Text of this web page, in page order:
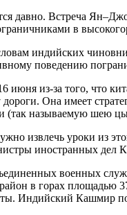
давно. Встреча
в
индийских
поведению
из-за того, что
Она имеет
(так называемую шею
извлечь уроки из
иностранных дел
военных
в горах
Индийский Кашмир